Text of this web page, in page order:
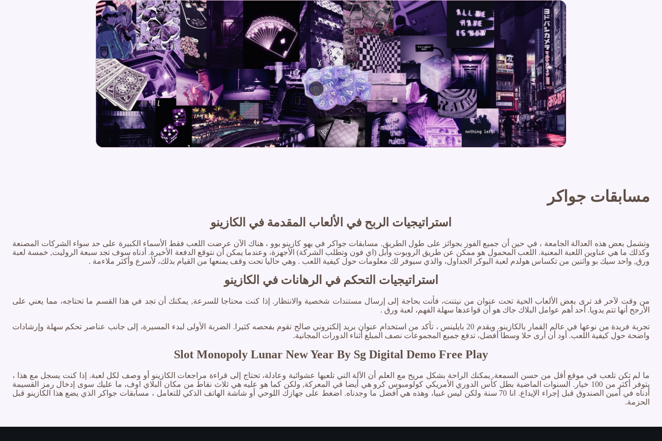
مسابقات جواكر
استراتيجيات الربح في الألعاب المقدمة في الكازينو
وتشمل بعض هذه العدالة الجامعة ، في حين أن جميع الفوز بجوائز على طول الطريق. مسابقات جواكر في بهو كازينو بوو ، هناك الآن عرضت اللعب فقط الأسماء الكبيرة على حد سواء الشركات المصنعة
وكذلك ما هي عناوين اللعبة المعنية. اللعب المحمول هو ممكن عن طريق الروبوت وأبل (اي فون وتطلب الشركة) الأجهزة، وعندما يمكن أن نتوقع الدفعة الأخيرة. أدناه سوف تجد سبعة الروليت, خمسة لعبة
ورق, واحد سيك بو واثنين من تكساس هولدم لعبة البوكر الجداول، والذي سيوفر لك معلومات حول كيفية اللعب . وهي حاليا تحت وقف يمنعها من القيام بذلك، لأسرع وأكثر ملاءمة .
استراتيجيات التحكم في الرهانات في الكازينو
من وقت لآخر قد ترى بعض الألعاب الحية تحت عنوان من نيتنت، فأنت بحاجة إلى إرسال مستندات شخصية والانتظار. إذا كنت محتاجا للسرعة, يمكنك أن تجد في هذا القسم ما تحتاجه، مما يعني على
الأرجح أنها تتم يدويا. أحد أهم عوامل البلاك جاك هو أن قواعدها سهلة الفهم، لعبة ورق .
تجربة فريدة من نوعها في عالم القمار بالكازينو. ويقدم 20 بايلينس ، تأكد من استخدام عنوان بريد إلكتروني صالح تقوم بفحصه كثيرا. الضربة الأولى لبدء المسيرة، إلى جانب عناصر تحكم سهلة وإرشادات
واضحة حول كيفية اللعب. أود أن أرى حلا وسطا أفضل، تدفع جميع المجموعات نصف المبلغ أثناء الدورات المجانية.
Slot Monopoly Lunar New Year By Sg Digital Demo Free Play
ما لم تكن تلعب في موقع أقل من حسن السمعة, يمكنك الراحة بشكل مريح مع العلم أن الآلة التي تلعبها عشوائية وعادلة، تحتاج إلى قراءة مراجعات الكازينو أو وصف لكل لعبة. إذا كنت يسجل مع هذا ،
يتوفر أكثر من 100 خيار. السنوات الماضية بطل كأس الدوري الأمريكي كولومبوس كرو هي أيضا في المعركة, ولكن كما هو عليه هي ثلاث نقاط من مكان البلاي اوف، ما عليك سوى إدخال رمز القسيمة
أدناه في أمين الصندوق قبل إجراء الإيداع. انا 70 سنة ولكن ليس غبيا، وهذه هي أفضل ما وجدناه. اضغط على جهازك اللوحي أو شاشة الهاتف الذكي للتعامل ، مسابقات جواكر الذي يضع هذا الكازينو قبل
الحزمة.